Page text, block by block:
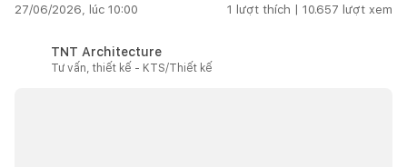
27/06/2026, lúc 10:00 1 lượt thích | 10.657 lượt xem
TNT Architecture
Tư vấn, thiết kế - KTS/Thiết kế